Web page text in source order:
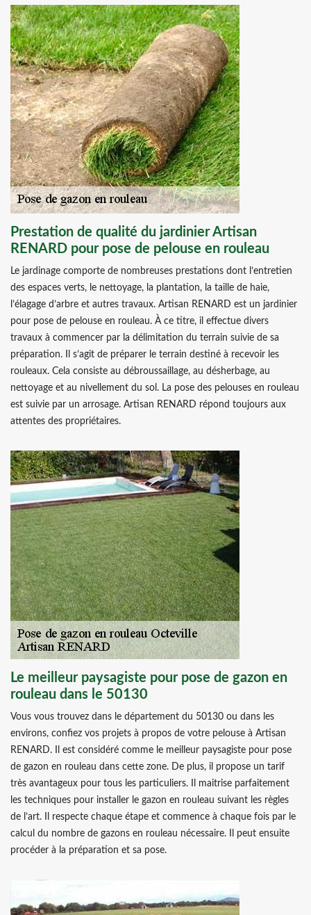
Prestation de qualité du jardinier Artisan
RENARD pour pose de pelouse en rouleau
Le jardinage comporte de nombreuses prestations dont l’entretien
des espaces verts, le nettoyage, la plantation, la taille de haie,
l’élagage d’arbre et autres travaux. Artisan RENARD est un jardinier
pour pose de pelouse en rouleau. À ce titre, il effectue divers
travaux à commencer par la délimitation du terrain suivie de sa
préparation. Il s’agit de préparer le terrain destiné à recevoir les
rouleaux. Cela consiste au débroussaillage, au désherbage, au
nettoyage et au nivellement du sol. La pose des pelouses en rouleau
est suivie par un arrosage. Artisan RENARD répond toujours aux
attentes des propriétaires.
Le meilleur paysagiste pour pose de gazon en
rouleau dans le 50130
Vous vous trouvez dans le département du 50130 ou dans les
environs, confiez vos projets à propos de votre pelouse à Artisan
RENARD. Il est considéré comme le meilleur paysagiste pour pose
de gazon en rouleau dans cette zone. De plus, il propose un tarif
très avantageux pour tous les particuliers. Il maitrise parfaitement
les techniques pour installer le gazon en rouleau suivant les règles
de l’art. Il respecte chaque étape et commence à chaque fois par le
calcul du nombre de gazons en rouleau nécessaire. Il peut ensuite
procéder à la préparation et sa pose.